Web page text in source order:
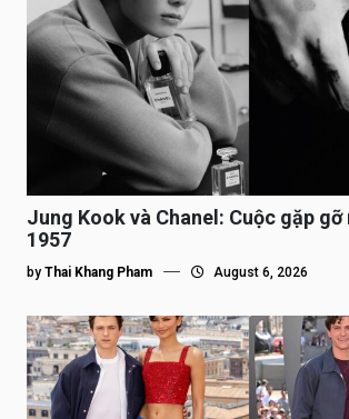
Jung Kook và Chanel: Cuộc gặp gỡ
1957
by Thai Khang Pham August 6, 2026